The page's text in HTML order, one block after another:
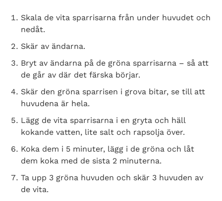
Skala de vita sparrisarna från under huvudet och
nedåt.
Skär av ändarna.
Bryt av ändarna på de gröna sparrisarna – så att
de går av där det färska börjar.
Skär den gröna sparrisen i grova bitar, se till att
huvudena är hela.
Lägg de vita sparrisarna i en gryta och häll
kokande vatten, lite salt och rapsolja över.
Koka dem i 5 minuter, lägg i de gröna och låt
dem koka med de sista 2 minuterna.
Ta upp 3 gröna huvuden och skär 3 huvuden av
de vita.